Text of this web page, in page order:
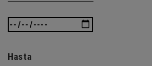
Hasta